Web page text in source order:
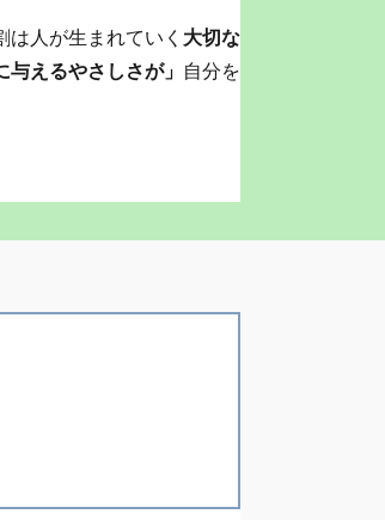
人が生まれていく 大切な
与えるやさしさが」 自分を